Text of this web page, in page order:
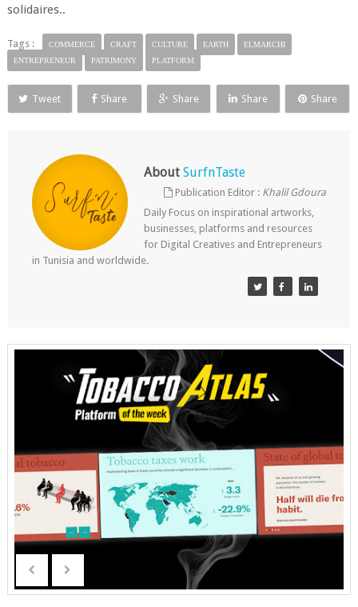
solidaires..
Tags : COMMERCE CRAFT CULTURE EARTH
ELMARCHI
ENTREPRENEUR
PATRIMONY PLATFORM
Tweet Share Share Share Share
About SurfnTaste
Publication Editor : Khalil Gdoura
Daily Focus on inspirational artworks,
businesses, platforms and resources
for Digital Creatives and Entrepreneurs
in Tunisia and worldwide.